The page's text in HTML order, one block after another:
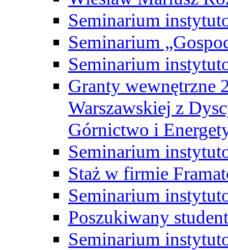
Seminarium
Seminarium
Seminarium
Granty wewnętrzne
Warszawskiej z
Górnictwo i
Seminarium
Staż w firmie
Seminarium
Poszukiwany
Seminarium